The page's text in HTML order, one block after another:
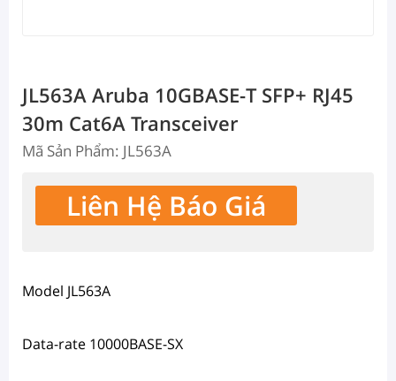
JL563A Aruba 10GBASE-T SFP+ RJ45
30m Cat6A Transceiver
Mã Sản Phẩm: JL563A
Liên Hệ Báo Giá
Model JL563A
Data-rate 10000BASE-SX